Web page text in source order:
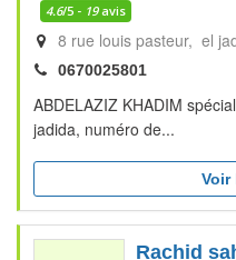
4.6/5 - 19avis
8 rue louis pasteur, el
0670025801
ABDELAZIZ KHADIM
jadida, numéro de...
Voir
Rachid